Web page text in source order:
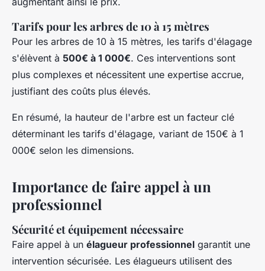
Tarifs pour les arbres de 10 à 15 mètres
Pour les arbres de 10 à 15 mètres, les tarifs d'élagage
s'élèvent à 500€ à 1 000€. Ces interventions sont
plus complexes et nécessitent une expertise accrue,
justifiant des coûts plus élevés.
En résumé, la hauteur de l'arbre est un facteur clé
déterminant les tarifs d'élagage, variant de 150€ à 1
000€ selon les dimensions.
Importance de faire appel à un
professionnel
Sécurité et équipement nécessaire
Faire appel à un élagueur professionnel garantit une
intervention sécurisée. Les élagueurs utilisent des